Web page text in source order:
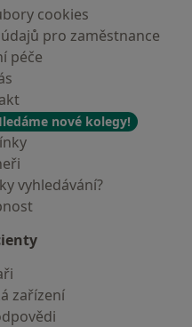
cookies
pro zaměstnance
péče
nové kolegy!
vyhledávání?
zařízení